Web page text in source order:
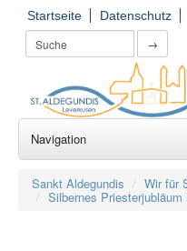
Startseite Datenschutz
→
Navigation
Wir für Sie
Sankt Aldegundis Wir für
Silbernes